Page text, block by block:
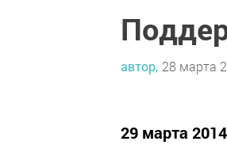
автор, 28 марта
29 марта